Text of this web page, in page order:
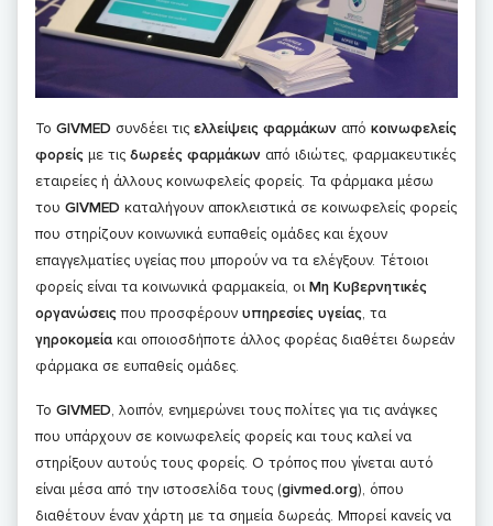
Το GIVMED συνδέει τις ελλείψεις φαρμάκων από κοινωφελείς
φορείς με τις δωρεές φαρμάκων από ιδιώτες, φαρμακευτικές
εταιρείες ή άλλους κοινωφελείς φορείς. Τα φάρμακα μέσω
του GIVMED καταλήγουν αποκλειστικά σε κοινωφελείς φορείς
που στηρίζουν κοινωνικά ευπαθείς ομάδες και έχουν
επαγγελματίες υγείας που μπορούν να τα ελέγξουν. Τέτοιοι
φορείς είναι τα κοινωνικά φαρμακεία, οι Μη Κυβερνητικές
οργανώσειςπου προσφέρουν υπηρεσίες υγείας, τα
γηροκομεία και οποιοσδήποτε άλλος φορέας διαθέτει δωρεάν
φάρμακα σε ευπαθείς ομάδες.
Το GIVMED, λοιπόν, ενημερώνει τους πολίτες για τις ανάγκες
που υπάρχουν σε κοινωφελείς φορείς και τους καλεί να
στηρίξουν αυτούς τους φορείς. Ο τρόπος που γίνεται αυτό
είναι μέσα από την ιστοσελίδα τους (givmed.org), όπου
διαθέτουν έναν χάρτη με τα σημεία δωρεάς. Μπορεί κανείς να